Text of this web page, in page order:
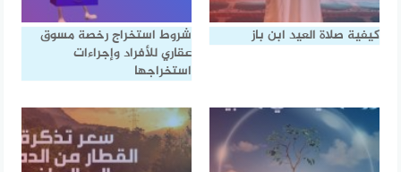
كيفية صلاة العيد ابن باز
شروط استخراج رخصة مسوق
عقاري للأفراد وإجراءات
استخراجها